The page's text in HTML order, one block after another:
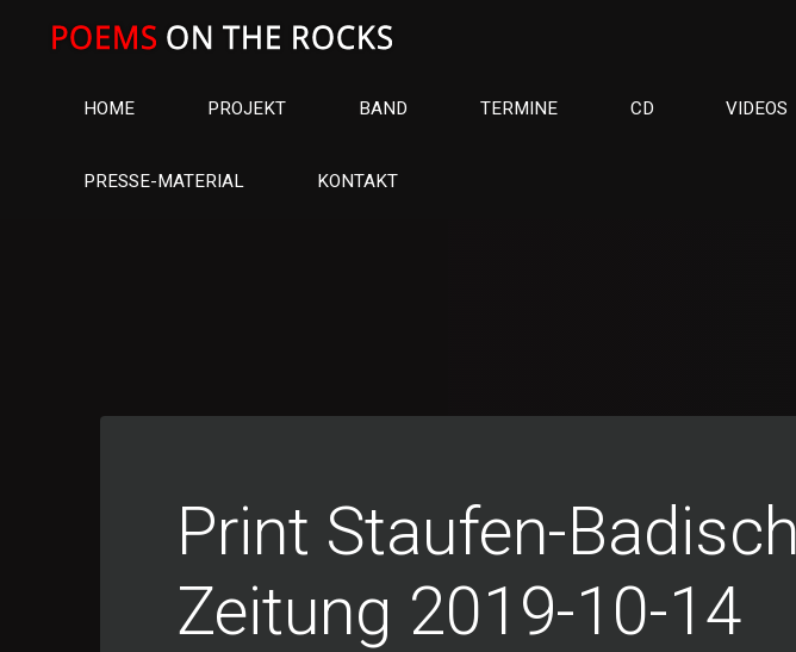
HOME PROJEKT BAND TERMINE CD VIDEOS
PRESSE-MATERIAL KONTAKT
Print Staufen-
Zeitung 2019-10-14